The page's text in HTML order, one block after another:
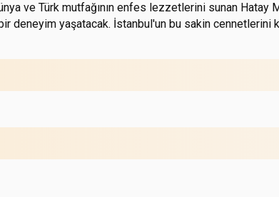
ve Türk mutfağının enfes lezzetlerini sunan Hatay
deneyim yaşatacak. İstanbul'un bu sakin